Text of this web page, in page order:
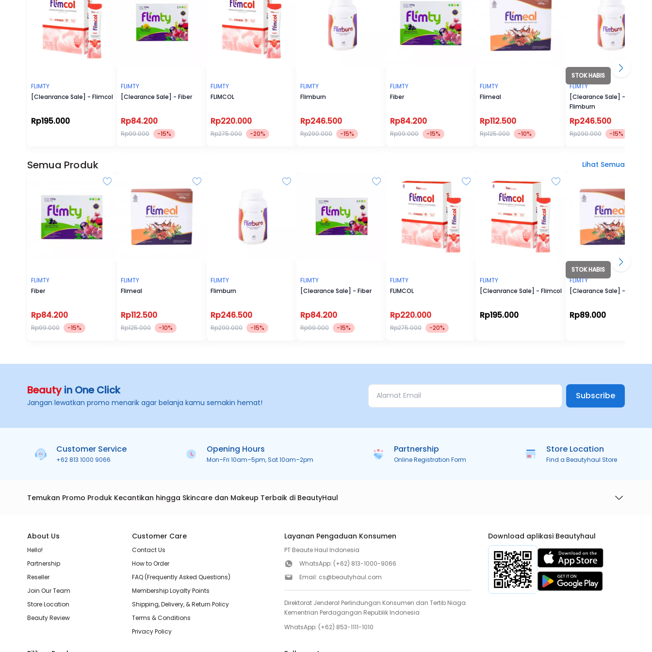
✨Flimty : Minuman kaya serat yang bisa bantu kamu penuhi
kebutuhan serat harian hingga menyehatkan pencernaan. Hadir
dengan 3 pilihan rasa yakni Mangga, Raspberry, Blackcurrant
✨Flimeal : Meal Replacement rendah kalori yang bisa jadi 1X
pengganti makan berat. Hadir dengan 5 pilihan rasa yakni Milk
suka ngemil enak tapi sehat
✨Flimburn : Suplemen kesehatan yang bisa bantu mengurangi
lemak tubuh dengan mengontrol nafsu makan
FLIMTY
[Cleanrance Sale] - Flimcol
Rp195.000
FLIMTY
[Clearance Sale] - Fiber
Rp84.200
Rp99.000 -15%
FLIMTY
FLIMCOL
Rp220.000
Rp275.000 -20%
FLIMTY
Flimburn
Rp246.500
Rp290.000 -15%
FLIMTY
Fiber
Rp84.200
Rp99.000 -15%
FLIMTY
Flimeal
Rp112.500
Rp125.000 -10%
STOK HABIS
FLIMTY
[Clearance Sale] -
Flimburn
Rp246.500
Rp290.000 -15%
Semua Produk Lihat Semua
FLIMTY
Fiber
Rp84.200
Rp99.000 -15%
FLIMTY
Flimeal
Rp112.500
Rp125.000 -10%
FLIMTY
Flimburn
Rp246.500
Rp290.000 -15%
FLIMTY
[Clearance Sale] - Fiber
Rp84.200
Rp99.000 -15%
FLIMTY
FLIMCOL
Rp220.000
Rp275.000 -20%
FLIMTY
[Cleanrance Sale] - Flimcol
Rp195.000
STOK HABIS
FLIMTY
[Clearance Sale] - Flimeal
Rp89.000
Beautyin One Click
Jangan lewatkan promo menarik agar belanja kamu semakin hemat!
Subscribe
Customer Service
+62 813 1000 9066
Opening Hours
Mon–Fri 10am–5pm, Sat 10am–2pm
Partnership
Online Registration Form
Store Location
Find a Beautyhaul Store
Temukan Promo Produk Kecantikan hingga Skincare dan Makeup Terbaik di BeautyHaul
About Us
Hello!
Partnership
Reseller
Join Our Team
Store Location
Beauty Review
Customer Care
Contact Us
How to Order
FAQ (Frequently Asked Questions)
Membership Loyalty Points
Shipping, Delivery, & Return Policy
Terms & Conditions
Privacy Policy
Layanan Pengaduan Konsumen
PT Beaute Haul Indonesia
WhatsApp: (+62) 813-1000-9066
Email: cs@beautyhaul.com
Direktorat Jenderal Perlindungan Konsumen dan Tertib Niaga
Kementrian Perdagangan Republik Indonesia
WhatsApp: (+62) 853-1111-1010
Download aplikasi Beautyhaul